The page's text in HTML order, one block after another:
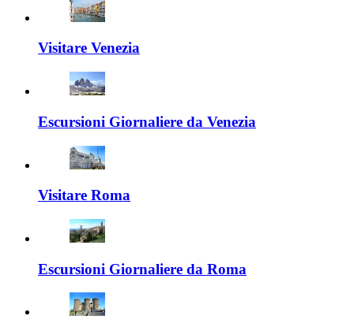
Visitare Venezia
Escursioni Giornaliere da Venezia
Visitare Roma
Escursioni Giornaliere da Roma